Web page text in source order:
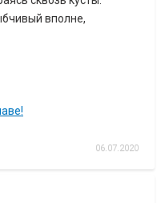
вполне,
06.07.2020